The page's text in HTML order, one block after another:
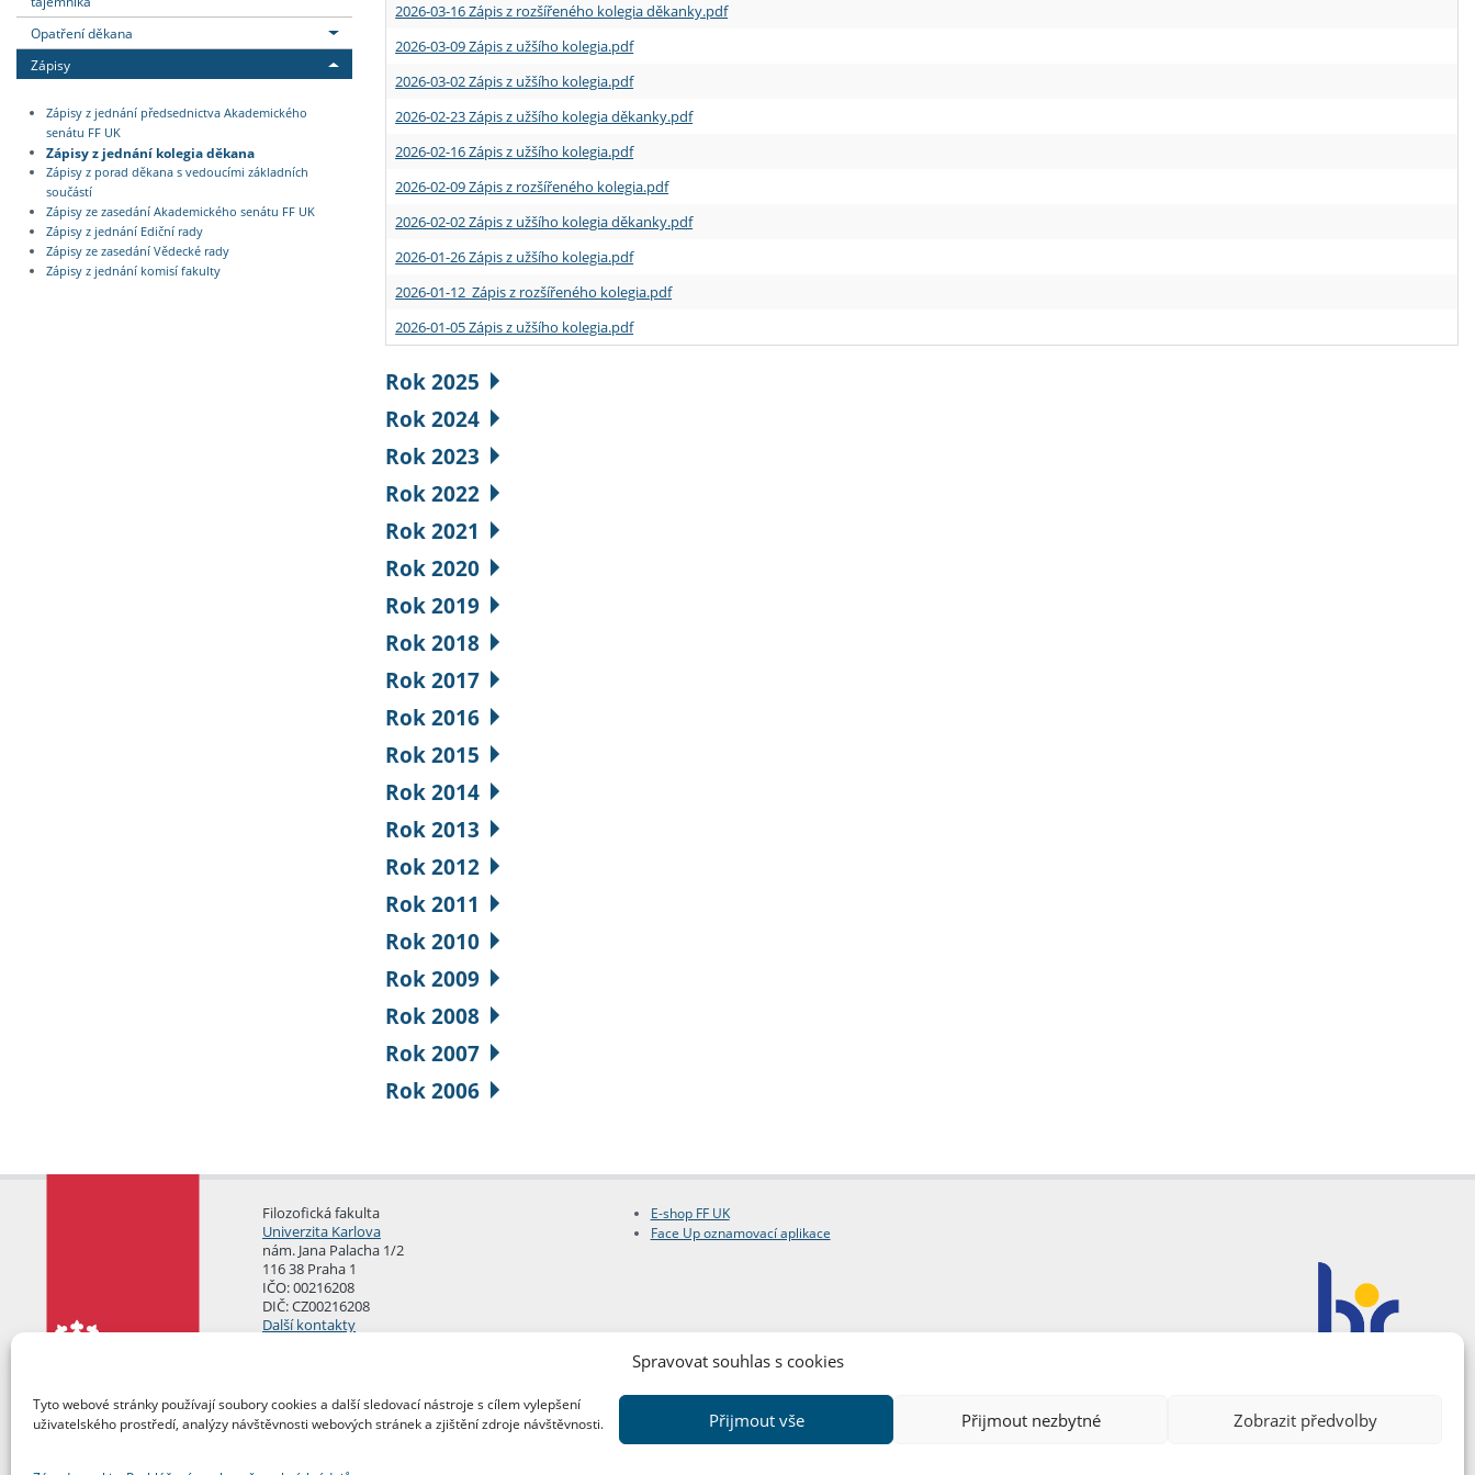
Spravovat souhlas s cookies
Tyto webové stránky používají soubory cookies a další sledovací nástroje s cílem vylepšení
uživatelského prostředí, analýzy návštěvnosti webových stránek a zjištění zdroje návštěvnosti.
Přijmout vše Přijmout nezbytné Zobrazit předvolby
Opatření děkana
Zápisy
Zápisy z jednání předsednictva Akademického
senátu FF UK
Zápisy z jednání kolegia děkana
Zápisy z porad děkana s vedoucími základních
součástí
Zápisy ze zasedání Akademického senátu FF UK
Zápisy z jednání Ediční rady
Zápisy ze zasedání Vědecké rady
Zápisy z jednání komisí fakulty
2026-03-16 Zápis z rozšířeného kolegia děkanky.pdf
2026-03-09 Zápis z užšího kolegia.pdf
2026-03-02 Zápis z užšího kolegia.pdf
2026-02-23 Zápis z užšího kolegia děkanky.pdf
2026-02-16 Zápis z užšího kolegia.pdf
2026-02-09 Zápis z rozšířeného kolegia.pdf
2026-02-02 Zápis z užšího kolegia děkanky.pdf
2026-01-26 Zápis z užšího kolegia.pdf
2026-01-12 Zápis z rozšířeného kolegia.pdf
2026-01-05 Zápis z užšího kolegia.pdf
Rok 2025
Rok 2024
Rok 2023
Rok 2022
Rok 2021
Rok 2020
Rok 2019
Rok 2018
Rok 2017
Rok 2016
Rok 2015
Rok 2014
Rok 2013
Rok 2012
Rok 2011
Rok 2010
Rok 2009
Rok 2008
Rok 2007
Rok 2006
Filozofická fakulta
Univerzita Karlova
nám. Jana Palacha 1/2
116 38 Praha 1
IČO: 00216208
DIČ: CZ00216208
Další kontakty
E-shop FF UK
Face Up oznamovací aplikace